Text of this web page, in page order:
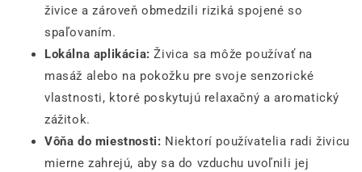
živice a zároveň obmedzili riziká spojené so
spaľovaním.
Lokálna aplikácia: Živica sa môže používať na
masáž alebo na pokožku pre svoje senzorické
vlastnosti, ktoré poskytujú relaxačný a aromatický
zážitok.
Vôňa do miestnosti: Niektorí používatelia radi živicu
mierne zahrejú, aby sa do vzduchu uvoľnili jej